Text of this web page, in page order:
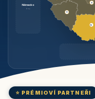
Německo
brzy
3
9
3
⭐ PRÉMIOVÍ PARTNEŘI